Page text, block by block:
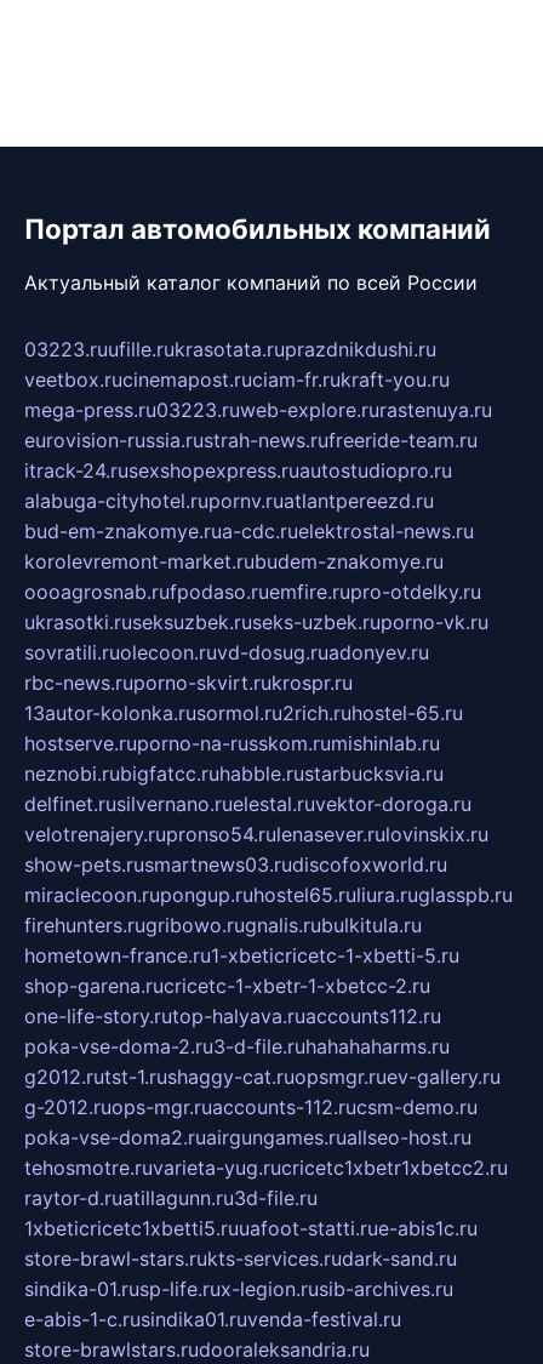
Портал автомобильных компаний
Актуальный каталог компаний по всей России
03223.ruufille.rukrasotata.ruprazdnikdushi.ru
veetbox.rucinemapost.ruciam-fr.rukraft-you.ru
mega-press.ru03223.ruweb-explore.rurastenuya.ru
eurovision-russia.rustrah-news.rufreeride-team.ru
itrack-24.rusexshopexpress.ruautostudiopro.ru
alabuga-cityhotel.rupornv.ruatlantpereezd.ru
bud-em-znakomye.rua-cdc.ruelektrostal-news.ru
korolevremont-market.rubudem-znakomye.ru
oooagrosnab.rufpodaso.ruemfire.rupro-otdelky.ru
ukrasotki.ruseksuzbek.ruseks-uzbek.ruporno-vk.ru
sovratili.ruolecoon.ruvd-dosug.ruadonyev.ru
rbc-news.ruporno-skvirt.rukrospr.ru
13autor-kolonka.rusormol.ru2rich.ruhostel-65.ru
hostserve.ruporno-na-russkom.rumishinlab.ru
neznobi.rubigfatcc.ruhabble.rustarbucksvia.ru
delfinet.rusilvernano.ruelestal.ruvektor-doroga.ru
velotrenajery.rupronso54.rulenasever.rulovinskix.ru
show-pets.rusmartnews03.rudiscofoxworld.ru
miraclecoon.rupongup.ruhostel65.ruliura.ruglasspb.ru
firehunters.rugribowo.rugnalis.rubulkitula.ru
hometown-france.ru1-xbeticricetc-1-xbetti-5.ru
shop-garena.rucricetc-1-xbetr-1-xbetcc-2.ru
one-life-story.rutop-halyava.ruaccounts112.ru
poka-vse-doma-2.ru3-d-file.ruhahahaharms.ru
g2012.rutst-1.rushaggy-cat.ruopsmgr.ruev-gallery.ru
g-2012.ruops-mgr.ruaccounts-112.rucsm-demo.ru
poka-vse-doma2.ruairgungames.ruallseo-host.ru
tehosmotre.ruvarieta-yug.rucricetc1xbetr1xbetcc2.ru
raytor-d.ruatillagunn.ru3d-file.ru
1xbeticricetc1xbetti5.ruuafoot-statti.rue-abis1c.ru
store-brawl-stars.rukts-services.rudark-sand.ru
sindika-01.rusp-life.rux-legion.rusib-archives.ru
e-abis-1-c.rusindika01.ruvenda-festival.ru
store-brawlstars.rudooraleksandria.ru